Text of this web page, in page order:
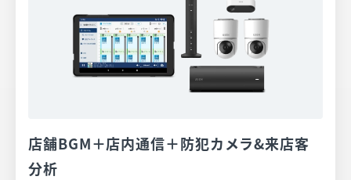
店舗BGM＋店内通信＋防犯カメラ&来店客
分析